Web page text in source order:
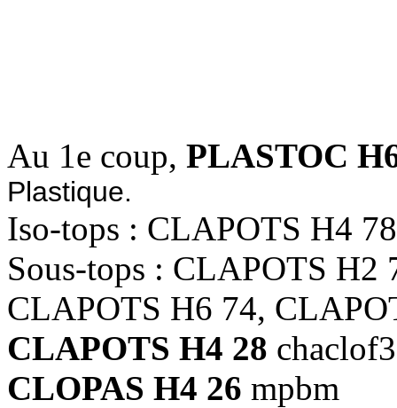
Au 1e coup, PLASTOC
Plastique.
Iso-tops : CLAPOTS H4
Sous-tops : CLAPOTS H2
CLAPOTS H6 74,
CLAPOTS H4 28
CLOPAS H4 26 mpbm